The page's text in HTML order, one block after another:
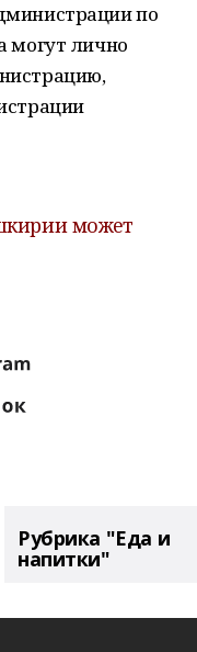
по
могут лично
может
Рубрика "Еда и
напитки"